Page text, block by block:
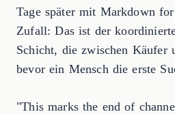
Tage später mit Markdown
Zufall: Das ist der
Schicht, die zwischen Käufer
bevor ein Mensch die erste
"This marks the end of